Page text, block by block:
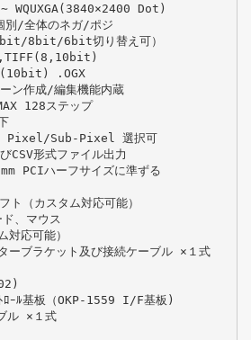
Dot)
/全体のネガ/ポジ
8bit/6bit切り替え可）
ﾄ(10bit) .OGX
ン作成/編集機能内蔵
128ステップ
査 Pixel/Sub-Pixel 選択可
CSV形式ファイル出力
PCIハーフサイズに準ずる
（カスタム対応可能）
、マウス
応可能）
ブラケット及び接続ケーブル ×１式
ﾄﾛｰﾙ基板（OKP-1559 I/F基板)
ル ×１式